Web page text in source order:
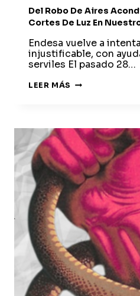
Del Robo De Aires
Cortes De Luz En
Endesa vuelve a
injustificable, con
serviles El pasado 28…
LEER MÁS DEL
LOS
CORTES
DE
LUZ
EN
NUESTROS
BARRIOS